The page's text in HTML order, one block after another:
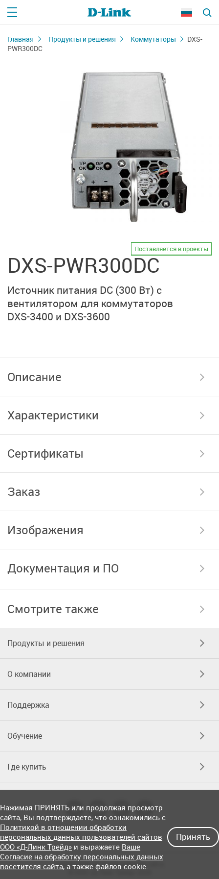
Главная Продукты и решения Коммутаторы
DXS-
PWR300DC
DXS-PWR300DC
Поставляется в проекты
Источник питания DC (300 Вт) с
вентилятором для коммутаторов
DXS-3400 и DXS-3600
Описание
Характеристики
Сертификаты
Заказ
Изображения
Документация и ПО
Смотрите также
Продукты и решения
О компании
Поддержка
Обучение
Где купить
Соглашение об использовании сайта
© OOO «Д-Линк Трейд» 2026
Нажимая ПРИНЯТЬ или продолжая просмотр
сайта, Вы подтверждаете, что ознакомились с
Политикой в отношении обработки
персональных данных пользователей сайтов
ООО «Д-Линк Трейд» и выражаете Ваше
Согласие на обработку персональных данных
посетителя сайта, а также файлов cookie.
Принять